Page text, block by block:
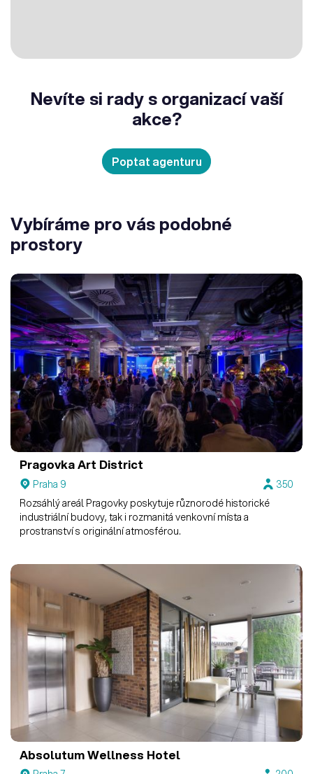
Nevíte si rady s organizací vaší
akce?
Poptat agenturu
Vybíráme pro vás podobné
prostory
Pragovka Art District
Praha 9
350
Rozsáhlý areál Pragovky poskytuje různorodé historické
industriální budovy, tak i rozmanitá venkovní místa a
prostranství s originální atmosférou.
Absolutum Wellness Hotel